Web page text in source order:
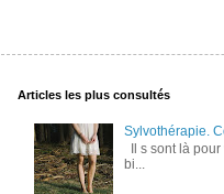
Articles les plus consultés
Sylvothérapie.
Il s sont là
bi...